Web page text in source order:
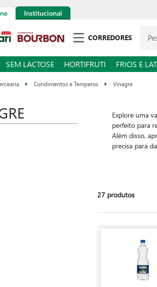
Institucional
CORREDORES
SEM LACTOSE HORTIFRUTI FRIOS E
Condimentos e Temperos Vinagre
Explore uma
perfeito para
Além disso,
precisa para
27 produtos